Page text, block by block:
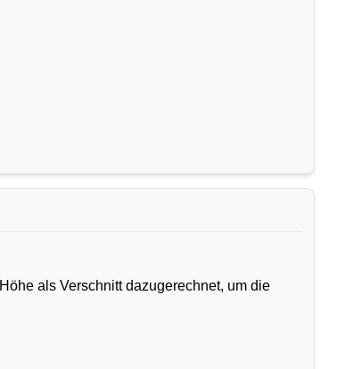
als Verschnitt dazugerechnet, um die